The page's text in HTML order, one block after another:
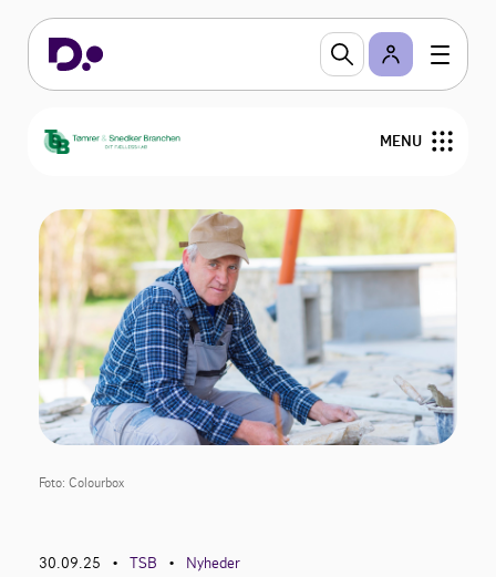
MENU
Om TSB
Medlemstilbud
Bliv medlem
Nyheder
Kurser og Gå-hjem-møder
Kontakt
Foto: Colourbox
30.09.25 • TSB • Nyheder